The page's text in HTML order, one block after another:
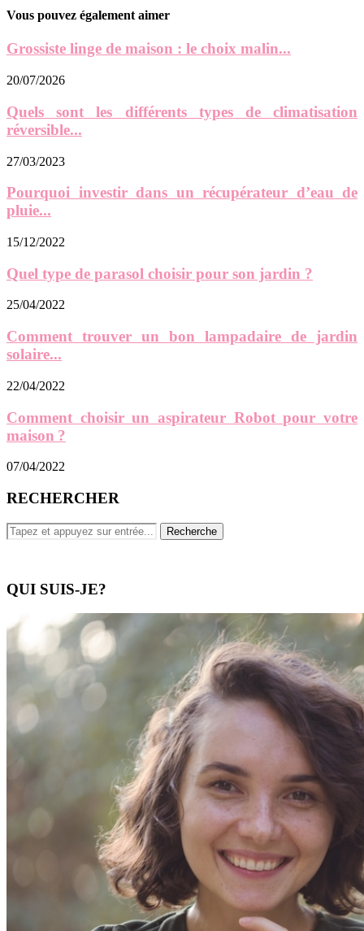
Vous pouvez également aimer
Grossiste linge de maison : le choix malin...
20/07/2026
Quels sont les différents types de climatisation
réversible...
27/03/2023
Pourquoi investir dans un récupérateur d’eau de
pluie...
15/12/2022
Quel type de parasol choisir pour son jardin ?
25/04/2022
Comment trouver un bon lampadaire de jardin
solaire...
22/04/2022
Comment choisir un aspirateur Robot pour votre
maison ?
07/04/2022
RECHERCHER
QUI SUIS-JE?